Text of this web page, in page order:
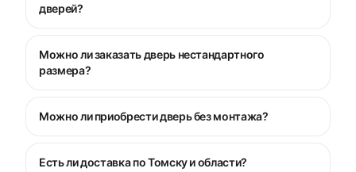
дверей?
Можно ли заказать дверь нестандартного
размера?
Можно ли приобрести дверь без монтажа?
Есть ли доставка по Томску и области?